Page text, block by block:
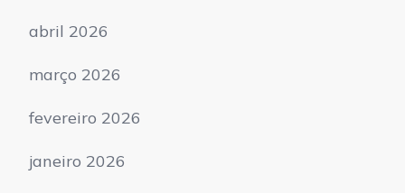
abril 2026
março 2026
fevereiro 2026
janeiro 2026